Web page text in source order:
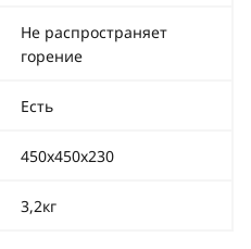
Не распространяет
горение
Есть
450х450х230
3,2кг